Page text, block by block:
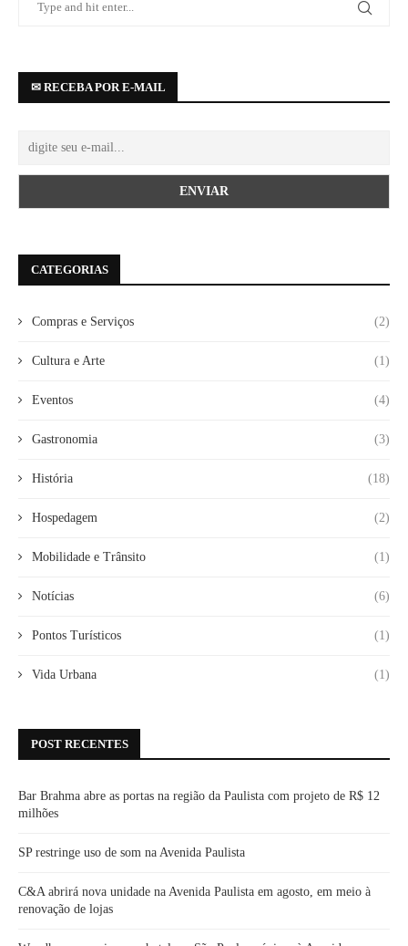
✉ RECEBA POR E-MAIL
CATEGORIAS
Compras e Serviços (2)
Cultura e Arte (1)
Eventos (4)
Gastronomia (3)
História (18)
Hospedagem (2)
Mobilidade e Trânsito (1)
Notícias (6)
Pontos Turísticos (1)
Vida Urbana (1)
POST RECENTES
Bar Brahma abre as portas na região da Paulista com projeto de R$ 12
milhões
SP restringe uso de som na Avenida Paulista
C&A abrirá nova unidade na Avenida Paulista em agosto, em meio à
renovação de lojas